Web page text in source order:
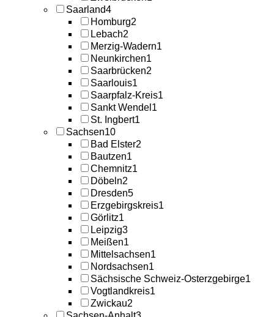
Saarland4
Homburg2
Lebach2
Merzig-Wadern1
Neunkirchen1
Saarbrücken2
Saarlouis1
Saarpfalz-Kreis1
Sankt Wendel 1
St. Ingbert1
Sachsen10
Bad Elster2
Bautzen1
Chemnitz1
Döbeln2
Dresden5
Erzgebirgskreis1
Görlitz1
Leipzig3
Meißen1
Mittelsachsen1
Nordsachsen1
Sächsische Schweiz-Osterzgebirge1
Vogtlandkreis1
Zwickau2